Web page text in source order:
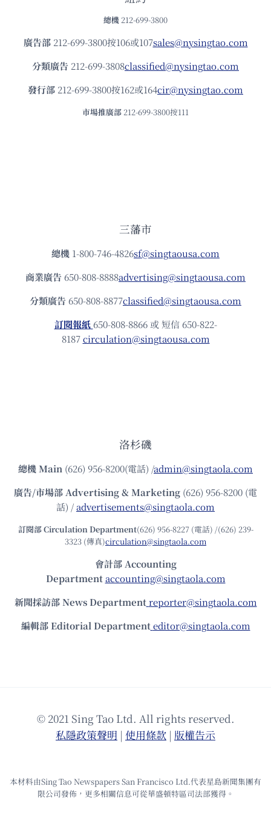
總機 212-699-3800
廣告部212-699-3800按106或107sales@nysingtao.com
分類廣告 212-699-3808classified@nysingtao.com
發⾏部 212-699-3800按162或164cir@nysingtao.com
市場推廣部 212-699-3800按111
三藩市
總機 1-800-746-4826sf@singtaousa.com
商業廣告 650-808-8888advertising@singtaousa.com
分類廣告 650-808-8877classified@singtaousa.com
訂閱報紙 650-808-8866 或 短信 650-822-
8187circulation@singtaousa.com
洛杉磯
總機Main (626) 956-8200(電話) /admin@singtaola.com
廣告/市場部Advertising & Marketing (626) 956-8200 (電
話) /advertisements@singtaola.com
訂閱部 Circulation Department(626) 956-8227 (電話) /(626) 239-
3323 (傳真)circulation@singtaola.com
會計部 Accounting
Department accounting@singtaola.com
新聞採訪部 News Department reporter@singtaola.com
編輯部 Editorial Department editor@singtaola.com
© 2021 Sing Tao Ltd. All rights reserved.
私隱政策聲明 | 使⽤條款 | 版權告⽰
本材料由Sing Tao Newspapers San Francisco Ltd.代表星島新聞集團有
限公司發佈，更多相關信息可從華盛頓特區司法部獲得。